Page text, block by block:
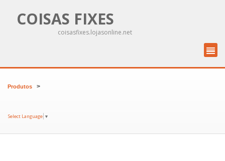
COISAS FIXES
coisasfixes.lojasonline.net
Produtos >
Select Language ▼